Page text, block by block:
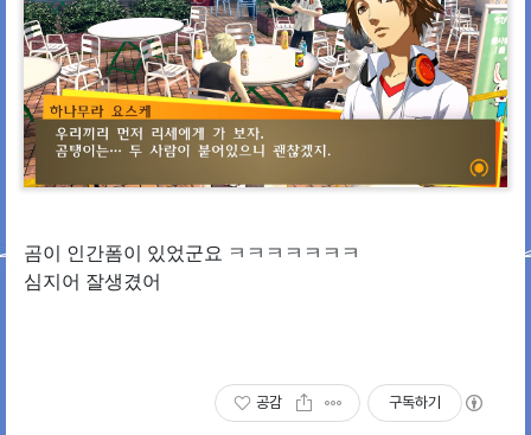
곰이 인간폼이 있었군요 ㅋㅋㅋㅋㅋㅋㅋ
심지어 잘생겼어
공감 구독하기